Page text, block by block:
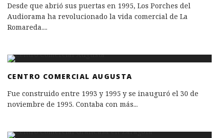
Desde que abrió sus puertas en 1995, Los Porches del
Audiorama ha revolucionado la vida comercial de La
Romareda....
CENTRO COMERCIAL AUGUSTA
Fue construido entre 1993 y 1995 y se inauguró el 30 de
noviembre de 1995. Contaba con más...